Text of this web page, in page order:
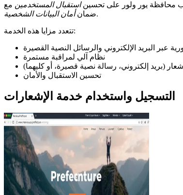
محافظة يور ولور على تحسيناستقبال المستخدمين مع
ضمانأمان البيانات الشخصية .
تتعدد مزايا هذه الخدمة:
عبر البريد الإلكتروني والرسائل النصية القصيرة
نظام آلي لمراقبة مستمرة
(بريد إلكتروني، رسالة نصية قصيرة، أو كليهما)
تحسين الاستقبال والأمان
التسجيل واستخدام خدمة الإشعارات